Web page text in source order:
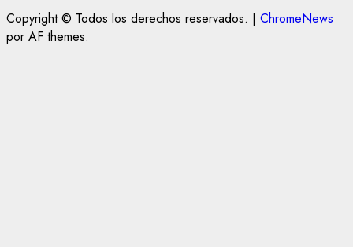
Copyright © Todos los derechos reservados. | ChromeNews
por AF themes.